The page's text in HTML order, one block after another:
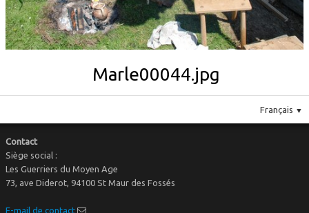
Marle00044.jpg
Français ▼
Contact
Siège social :
Les Guerriers du Moyen Age
73, ave Diderot, 94100 St Maur des Fossés
E-mail de contact